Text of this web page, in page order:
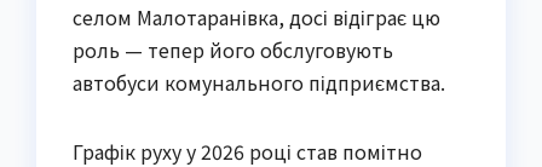
селом Малотаранівка, досі відіграє цю
роль — тепер його обслуговують
автобуси комунального підприємства.
Графік руху у 2026 році став помітно